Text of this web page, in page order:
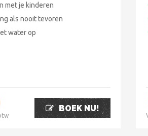
met je kinderen
als nooit tevoren
water op
BOEK NU!